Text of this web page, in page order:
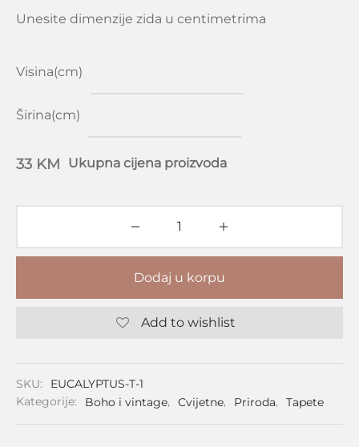
Unesite dimenzije zida u centimetrima
Visina(cm)
Širina(cm)
Ukupna cijena proizvoda
33 KM
Dodaj u korpu
Add to wishlist
SKU:
EUCALYPTUS-T-1
Kategorije:
Boho i vintage, Cvijetne, Priroda, Tapete